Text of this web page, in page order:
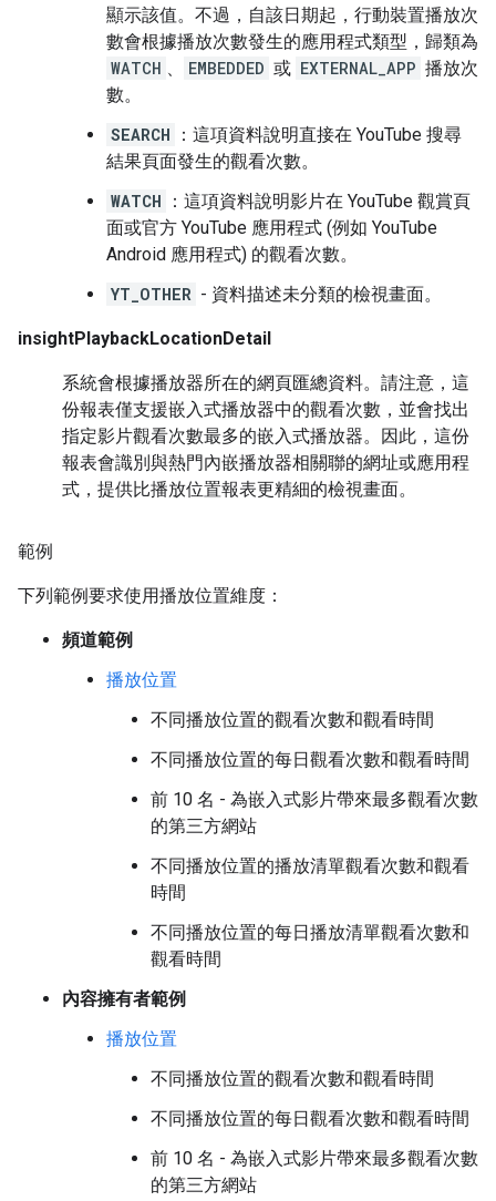
顯示該值。不過，自該日期起，行動裝置播放次
數會根據播放次數發生的應用程式類型，歸類為
WATCH 、 EMBEDDED 或 EXTERNAL_APP 播放次
數。
SEARCH
：這項資料說明直接在 YouTube 搜尋
結果頁面發生的觀看次數。
WATCH
：這項資料說明影片在 YouTube 觀賞頁
面或官方 YouTube 應用程式 (例如 YouTube
Android 應用程式) 的觀看次數。
YT_OTHER - 資料描述未分類的檢視畫面。
insightPlaybackLocationDetail
系統會根據播放器所在的網頁匯總資料。請注意，這
份報表僅支援嵌入式播放器中的觀看次數，並會找出
指定影片觀看次數最多的嵌入式播放器。因此，這份
報表會識別與熱門內嵌播放器相關聯的網址或應用程
式，提供比播放位置報表更精細的檢視畫面。
範例
下列範例要求使用播放位置維度：
頻道範例
播放位置
不同播放位置的觀看次數和觀看時間
不同播放位置的每日觀看次數和觀看時間
前 10 名 - 為嵌入式影片帶來最多觀看次數
的第三方網站
不同播放位置的播放清單觀看次數和觀看
時間
不同播放位置的每日播放清單觀看次數和
觀看時間
內容擁有者範例
播放位置
不同播放位置的觀看次數和觀看時間
不同播放位置的每日觀看次數和觀看時間
前 10 名 - 為嵌入式影片帶來最多觀看次數
的第三方網站